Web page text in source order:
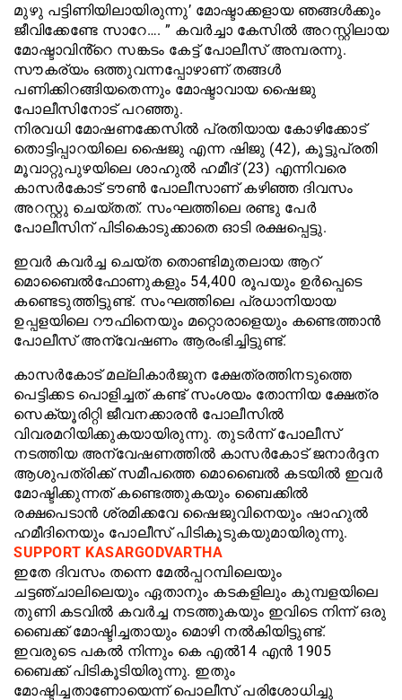
മുഴു പട്ടിണിയിലായിരുന്നു’ മോഷ്ടാക്കളായ ഞങ്ങൾക്കും
ജീവിക്കേണ്ടേ സാറേ…. ” കവർച്ചാ കേസിൽ അറസ്റ്റിലായ
മോഷ്ടാവിൻ്റെ സങ്കടം കേട്ട് പോലീസ് അമ്പരന്നു.
സൗകര്യം ഒത്തുവന്നപ്പോഴാണ് തങ്ങൾ
പണിക്കിറങ്ങിയതെന്നും മോഷ്ടാവായ ഷൈജു
പോലീസിനോട് പറഞ്ഞു.
നിരവധി മോഷണക്കേസിൽ പ്രതിയായ കോഴിക്കോട്
തൊട്ടിപ്പാറയിലെ ഷൈജു എന്ന ഷിജു (42), കൂട്ടുപ്രതി
മൂവാറ്റുപുഴയിലെ ശാഹുൽ ഹമീദ് (23) എന്നിവരെ
കാസർകോട് ടൗൺ പോലീസാണ് കഴിഞ്ഞ ദിവസം
അറസ്റ്റു ചെയ്തത്. സംഘത്തിലെ രണ്ടു പേർ
പോലീസിന് പിടികൊടുക്കാതെ ഓടി രക്ഷപ്പെട്ടു.
ഇവർ കവർച്ച ചെയ്ത തൊണ്ടിമുതലായ ആറ്
മൊബൈൽഫോണുകളും 54,400 രൂപയും ഉർപ്പെടെ
കണ്ടെടുത്തിട്ടുണ്ട്. സംഘത്തിലെ പ്രധാനിയായ
ഉപ്പളയിലെ റൗഫിനെയും മറ്റൊരാളെയും കണ്ടെത്താൻ
പോലീസ് അന്വേഷണം ആരംഭിച്ചിട്ടുണ്ട്.
കാസർകോട് മല്ലികാർജുന ക്ഷേത്രത്തിനടുത്തെ
പെട്ടിക്കട പൊളിച്ചത് കണ്ട് സംശയം തോന്നിയ ക്ഷേത്ര
സെക്യൂരിറ്റി ജീവനക്കാരൻ പോലീസിൽ
വിവരമറിയിക്കുകയായിരുന്നു. തുടർന്ന് പോലീസ്
നടത്തിയ അന്വേഷണത്തിൽ കാസർകോട് ജനാർദ്ദന
ആശുപത്രിക്ക് സമീപത്തെ മൊബൈൽ കടയിൽ ഇവർ
മോഷ്ടിക്കുന്നത് കണ്ടെത്തുകയും ബൈക്കിൽ
രക്ഷപെടാൻ ശ്രമിക്കവേ ഷൈജുവിനെയും ഷാഹുൽ
ഹമീദിനെയും പോലീസ് പിടികൂടുകയുമായിരുന്നു.
SUPPORT KASARGODVARTHA
ഇതേ ദിവസം തന്നെ മേൽപ്പറമ്പിലെയും
ചട്ടഞ്ചാലിലെയും ഏതാനും കടകളിലും കുമ്പളയിലെ
തുണി കടവിൽ കവർച്ച നടത്തുകയും ഇവിടെ നിന്ന് ഒരു
ബൈക്ക് മോഷ്ടിച്ചതായും മൊഴി നൽകിയിട്ടുണ്ട്.
ഇവരുടെ പകൽ നിന്നും കെ എൽ14 എൻ 1905
ബൈക്ക് പിടികൂടിയിരുന്നു. ഇതും
മോഷ്ടിച്ചതാണോയെന്ന് പൊലീസ് പരിശോധിച്ചു